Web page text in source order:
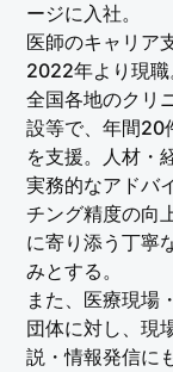
ージに入社。
医師のキャリア
2022年より現職
全国各地のクリ
設等で、年間20
を支援。人材・
実務的なアドバ
チング精度の向
に寄り添う丁寧
みとする。
また、医療現場
団体に対し、現
説・情報発信に